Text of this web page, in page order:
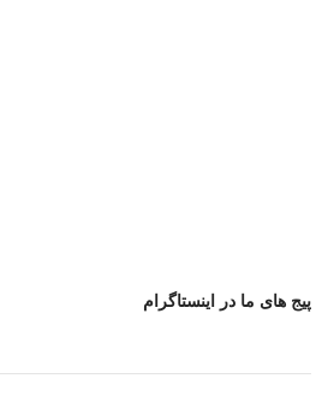
پیج های ما در اینستاگرام